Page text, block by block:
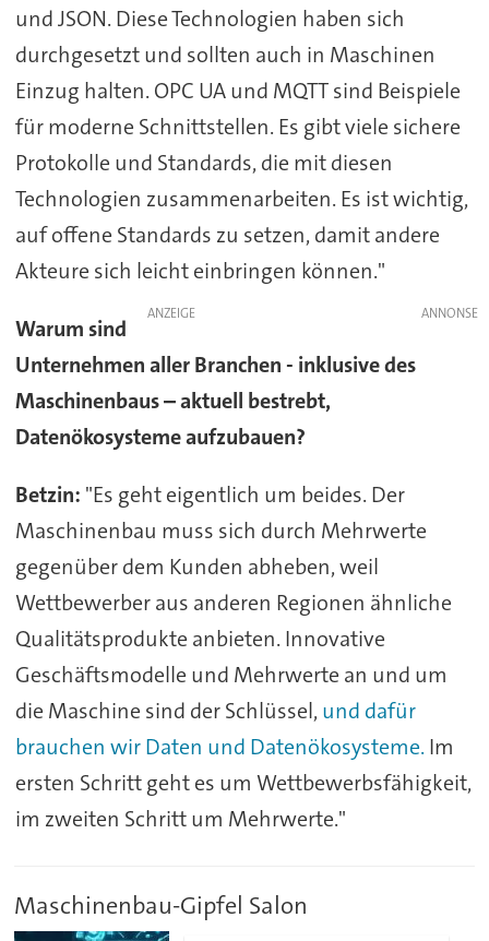
und JSON. Diese Technologien haben sich
durchgesetzt und sollten auch in Maschinen
Einzug halten. OPC UA und MQTT sind Beispiele
für moderne Schnittstellen. Es gibt viele sichere
Protokolle und Standards, die mit diesen
Technologien zusammenarbeiten. Es ist wichtig,
auf offene Standards zu setzen, damit andere
Akteure sich leicht einbringen können."
ANZEIGE
Warum sind
Unternehmen aller Branchen - inklusive des
Maschinenbaus – aktuell bestrebt,
Datenökosysteme aufzubauen?
Betzin: "Es geht eigentlich um beides. Der
Maschinenbau muss sich durch Mehrwerte
gegenüber dem Kunden abheben, weil
Wettbewerber aus anderen Regionen ähnliche
Qualitätsprodukte anbieten. Innovative
Geschäftsmodelle und Mehrwerte an und um
die Maschine sind der Schlüssel, und dafür
brauchen wir Daten und Datenökosysteme. Im
ersten Schritt geht es um Wettbewerbsfähigkeit,
im zweiten Schritt um Mehrwerte."
Maschinenbau-Gipfel Salon